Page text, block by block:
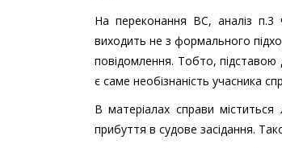
На переконання ВС, аналіз
виходить не з формального
повідомлення. Тобто, підставою
є саме необізнаність учасника
В матеріалах справи
прибуття в судове засідання.